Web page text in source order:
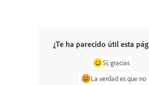
¿Te ha parecido útil esta
Sí, gracias
La verdad es que no